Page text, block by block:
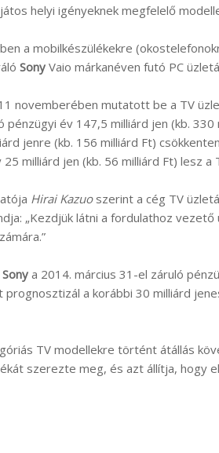
helyi igényeknek megfelelő
a mobilkészülékekre
Sony Vaio márkanéven futó PC
novemberében mutatott be a TV
pénzügyi év 147,5 milliárd jen (kb.
jenre (kb. 156 milliárd Ft)
milliárd jen (kb. 56 milliárd Ft) lesz a
Hirai Kazuoszerint a cég TV
„Kezdjük látni a fordulathoz
Sony a 2014. március 31-el záruló
a korábbi 30 milliárd
TV modellekre történt átállás
szerezte meg, és azt állítja, hogy